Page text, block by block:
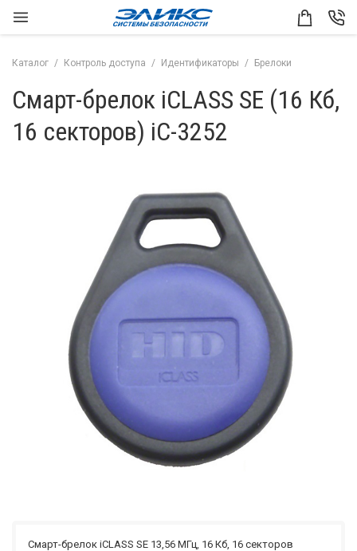
Каталог Контроль доступа Идентификаторы Брелоки
Смарт-брелок iCLASS SE (16 Кб,
16 секторов) iC-3252
Смарт-брелок iCLASS SE 13,56 МГц, 16 Кб, 16 секторов